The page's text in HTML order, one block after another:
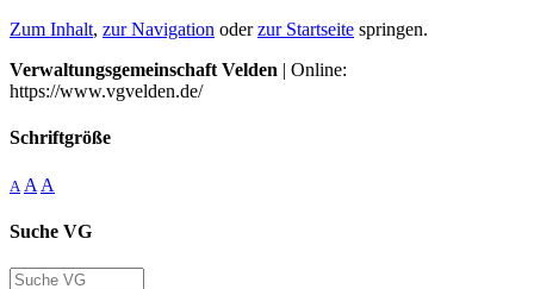
Zum Inhalt, zur Navigation oderzur Startseite springen.
Verwaltungsgemeinschaft Velden | Online:
https://www.vgvelden.de/
Schriftgröße
A A A
Suche VG